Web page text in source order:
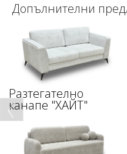
Допълнителни
Разтегателно
канапе "ХАЙТ"